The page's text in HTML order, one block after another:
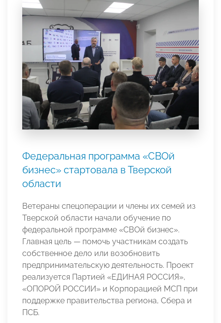
Федеральная программа «СВОй
бизнес» стартовала в Тверской
области
Ветераны спецоперации и члены их семей из
Тверской области начали обучение по
федеральной программе «СВОй бизнес».
Главная цель — помочь участникам создать
собственное дело или возобновить
предпринимательскую деятельность. Проект
реализуется Партией «ЕДИНАЯ РОССИЯ»,
«ОПОРОЙ РОССИИ» и Корпорацией МСП при
поддержке правительства региона, Сбера и
ПСБ.